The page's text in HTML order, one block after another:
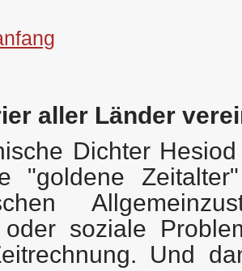
aller Länder
Dichter
"goldene
oder soziale
Und